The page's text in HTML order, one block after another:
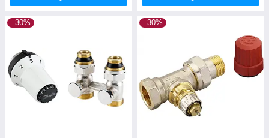
–30% –30%